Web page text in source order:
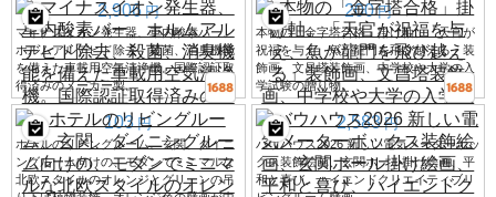
2,906 円
マイナスイオン発生器、車内酸素バー、
ホルムアルデヒド除去、殺菌、消臭機能
を備えた車載用空気清浄機。国際認証取
得済みのメーカー製。
200 円
本物の「金字塔合格」掛け軸、「天官が
祝福を与え、魚が龍門を飛び越える」装
飾画、文昌塔装飾画、中学校や大学の入
学試験の贈り物。
103 円
ホテルのリビングルーム、玄関、ダイニ
ングルーム向けの、モダンでミニマルな
北欧スタイルのオレンジとグリーンの吊
2,583 円
バウハウス2026 新しい電気メーターボッ
クス装飾絵画、玄関ホール掛け絵画、平
和と喜び、ハイエンドクリエイティブリ